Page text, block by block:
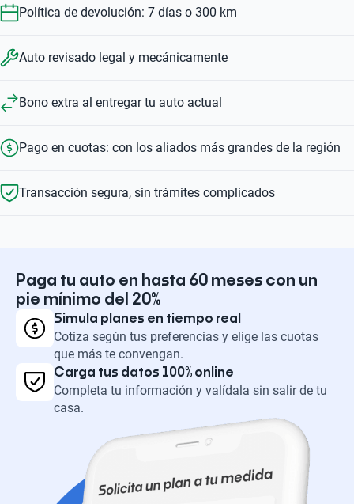
Política de devolución: 7 días o 300 km
Auto revisado legal y mecánicamente
Bono extra al entregar tu auto actual
Pago en cuotas: con los aliados más grandes de la región
Transacción segura, sin trámites complicados
Paga tu auto en hasta 60 meses con un
pie mínimo del 20%
Simula planes en tiempo real
Cotiza según tus preferencias y elige las cuotas
que más te convengan.
Carga tus datos 100% online
Completa tu información y valídala sin salir de tu
casa.